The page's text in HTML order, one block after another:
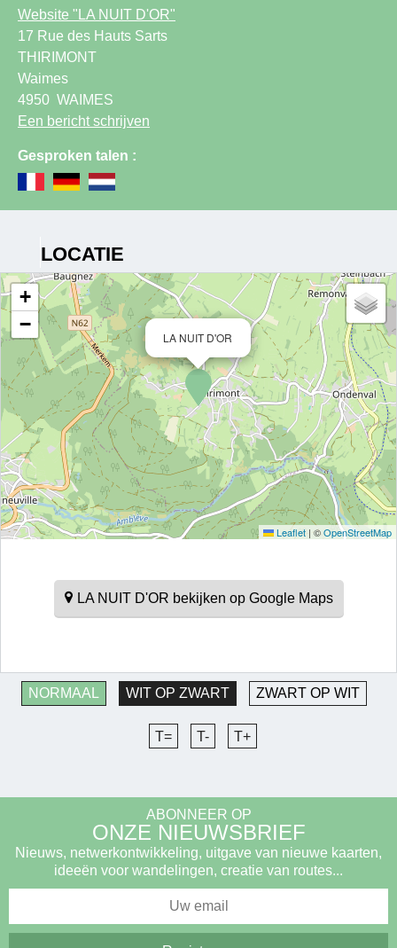
Website "LA NUIT D'OR"
17 Rue des Hauts Sarts
THIRIMONT
Waimes
4950 WAIMES
Een bericht schrijven
Gesproken talen :
LOCATIE
LA NUIT D'OR
+
−
Leaflet | ©OpenStreetMap
LA NUIT D'OR bekijken op Google Maps
NORMAAL WIT OP ZWART ZWART OP WIT
T= T- T+
ABONNEER OP
ONZE NIEUWSBRIEF
Nieuws, netwerkontwikkeling, uitgave van nieuwe kaarten,
ideeën voor wandelingen, creatie van routes...